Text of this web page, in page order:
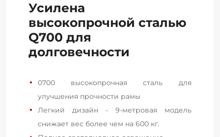
Усилена
высокопрочной сталью
Q700 для
долговечности
0700 высокопрочная сталь для
улучшения прочности рамы
Легкий дизайн - 9-метровая модель
снижает вес более чем на 600 кг.